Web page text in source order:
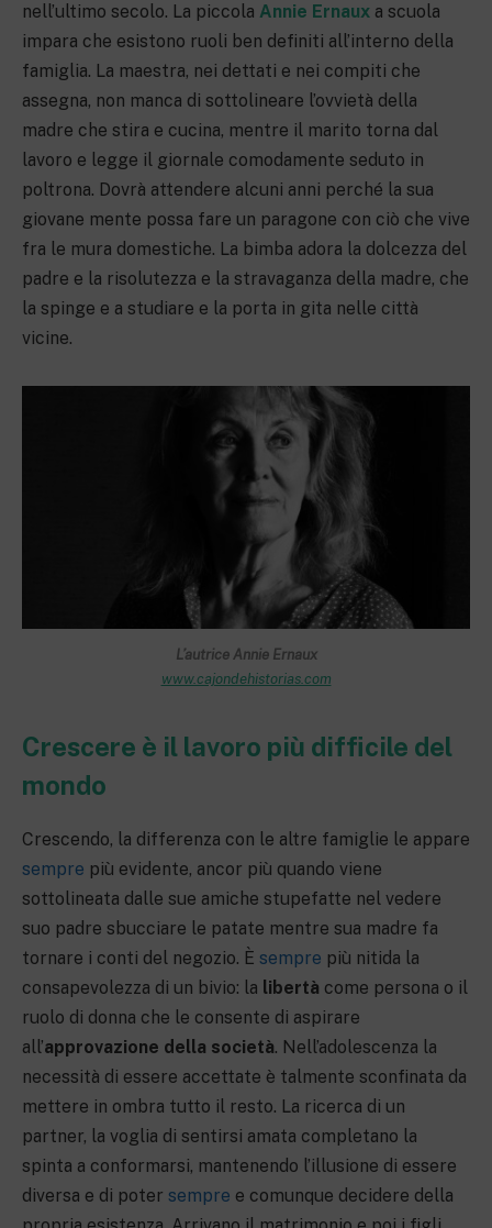
nell’ultimo secolo. La piccola Annie Ernaux a scuola
impara che esistono ruoli ben definiti all’interno della
famiglia. La maestra, nei dettati e nei compiti che
assegna, non manca di sottolineare l’ovvietà della
madre che stira e cucina, mentre il marito torna dal
lavoro e legge il giornale comodamente seduto in
poltrona. Dovrà attendere alcuni anni perché la sua
giovane mente possa fare un paragone con ciò che vive
fra le mura domestiche. La bimba adora la dolcezza del
padre e la risolutezza e la stravaganza della madre, che
la spinge e a studiare e la porta in gita nelle città
vicine.
L’autrice Annie Ernaux
www.cajondehistorias.com
Crescere è il lavoro più difficile del
mondo
Crescendo, la differenza con le altre famiglie le appare
sempre più evidente, ancor più quando viene
sottolineata dalle sue amiche stupefatte nel vedere
suo padre sbucciare le patate mentre sua madre fa
tornare i conti del negozio. È sempre più nitida la
consapevolezza di un bivio: la libertà come persona o il
ruolo di donna che le consente di aspirare
all’approvazione della società. Nell’adolescenza la
necessità di essere accettate è talmente sconfinata da
mettere in ombra tutto il resto. La ricerca di un
partner, la voglia di sentirsi amata completano la
spinta a conformarsi, mantenendo l’illusione di essere
diversa e di poter sempre e comunque decidere della